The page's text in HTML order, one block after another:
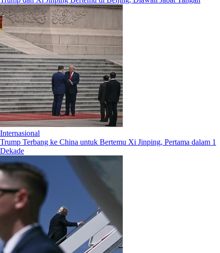
Internasional
Trump Terbang ke China untuk Bertemu Xi Jinping, Pertama dalam 1
Dekade